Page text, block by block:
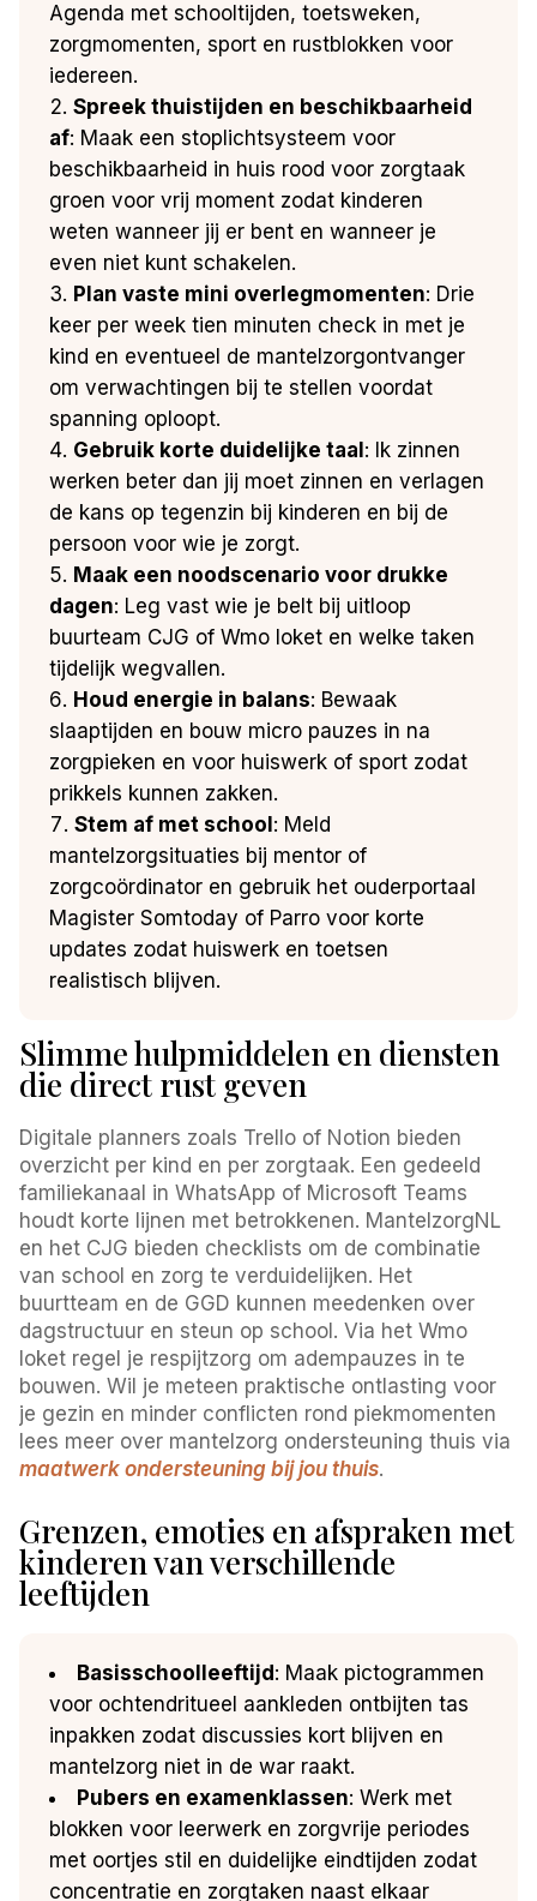
Agenda met schooltijden, toetsweken,
zorgmomenten, sport en rustblokken voor
iedereen.
Spreek thuistijden en beschikbaarheid
af: Maak een stoplichtsysteem voor
beschikbaarheid in huis rood voor zorgtaak
groen voor vrij moment zodat kinderen
weten wanneer jij er bent en wanneer je
even niet kunt schakelen.
Plan vaste mini overlegmomenten: Drie
keer per week tien minuten check in met je
kind en eventueel de mantelzorgontvanger
om verwachtingen bij te stellen voordat
spanning oploopt.
Gebruik korte duidelijke taal: Ik zinnen
werken beter dan jij moet zinnen en verlagen
de kans op tegenzin bij kinderen en bij de
persoon voor wie je zorgt.
Maak een noodscenario voor drukke
dagen: Leg vast wie je belt bij uitloop
buurteam CJG of Wmo loket en welke taken
tijdelijk wegvallen.
Houd energie in balans: Bewaak
slaaptijden en bouw micro pauzes in na
zorgpieken en voor huiswerk of sport zodat
prikkels kunnen zakken.
Stem af met school: Meld
mantelzorgsituaties bij mentor of
zorgcoördinator en gebruik het ouderportaal
Magister Somtoday of Parro voor korte
updates zodat huiswerk en toetsen
realistisch blijven.
Slimme hulpmiddelen en diensten
die direct rust geven
Digitale planners zoals Trello of Notion bieden
overzicht per kind en per zorgtaak. Een gedeeld
familiekanaal in WhatsApp of Microsoft Teams
houdt korte lijnen met betrokkenen. MantelzorgNL
en het CJG bieden checklists om de combinatie
van school en zorg te verduidelijken. Het
buurtteam en de GGD kunnen meedenken over
dagstructuur en steun op school. Via het Wmo
loket regel je respijtzorg om adempauzes in te
bouwen. Wil je meteen praktische ontlasting voor
je gezin en minder conflicten rond piekmomenten
lees meer over mantelzorg ondersteuning thuis via
maatwerk ondersteuning bij jou thuis.
Grenzen, emoties en afspraken met
kinderen van verschillende
leeftijden
Basisschoolleeftijd: Maak pictogrammen
voor ochtendritueel aankleden ontbijten tas
inpakken zodat discussies kort blijven en
mantelzorg niet in de war raakt.
Pubers en examenklassen: Werk met
blokken voor leerwerk en zorgvrije periodes
met oortjes stil en duidelijke eindtijden zodat
concentratie en zorgtaken naast elkaar